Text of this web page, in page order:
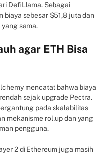
DefiLlama. Sebagai
biaya sebesar $51,8 juta dan
sama.
agar ETH Bisa
mencatat bahwa biaya
sejak upgrade Pectra.
pada skalabilitas
mekanisme rollup dan yang
pengguna.
2 di Ethereum juga masih